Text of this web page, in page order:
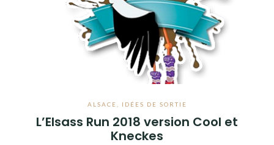
ALSACE IDÉES DE SORTIE
L’Elsass Run 2018 version Cool et
Kneckes
TOUR DU MONDE 2020-2021